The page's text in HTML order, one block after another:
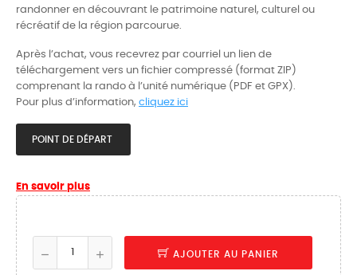
randonner en découvrant le patrimoine naturel, culturel ou
récréatif de la région parcourue.
Après l’achat, vous recevrez par courriel un lien de
téléchargement vers un fichier compressé (format ZIP)
comprenant la rando à l’unité numérique (PDF et GPX).
Pour plus d’information, cliquez ici
POINT DE DÉPART
En savoir plus
AJOUTER AU PANIER